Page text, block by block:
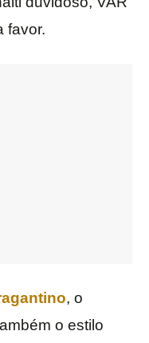
favor.
, o
o estilo